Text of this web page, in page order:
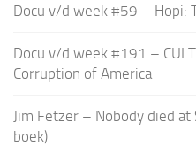
Docu v/d week #59 – Hopi:
Docu v/d week #191 –
Corruption of America
Jim Fetzer – Nobody died
boek)